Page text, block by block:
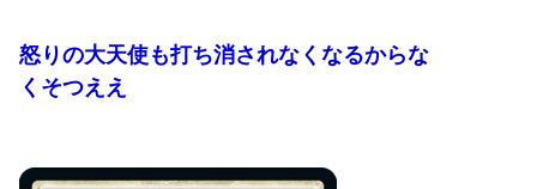
怒りの大天使も打ち消されなくなるからな
くそつええ